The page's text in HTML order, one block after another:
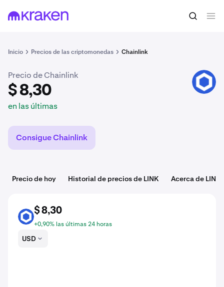
Inicio Precios de las criptomonedas Chainlink
$ 8,30 Comprar LINK
Precio de Chainlink
$ 8,30
en las últimas
Consigue Chainlink
Precio de hoy Historial de precios de LINK Acerca de LINK
$ 8,30
+0,90% las últimas 24 horas
USD